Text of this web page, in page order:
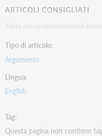
ARTICOLI CONSIGLIATI
There are no recommended
Tipo di articolo
Argomento
Lingua
English
Tag
Questa pagina non contiene